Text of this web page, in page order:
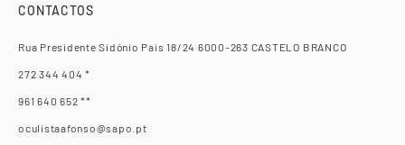
CONTACTOS
Rua Presidente Sidónio Pais 18/24 6000-263 CASTELO BRANCO
272 344 404 *
961 640 652 **
oculistaafonso@sapo.pt